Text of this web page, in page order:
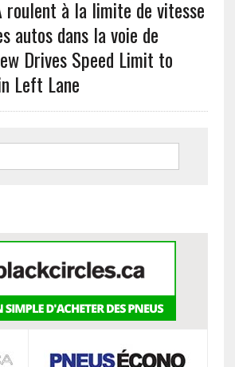
roulent à la limite de vitesse
autos dans la voie de
Drives Speed Limit to
Left Lane